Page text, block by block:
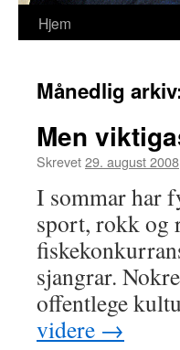
Hopp
innhold
Hjem
Månedlig
Men
Skrevet29. august 2008
I sommar har
sport, rokk og
sjangrar.
offentlege
videre →